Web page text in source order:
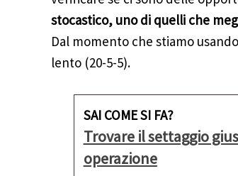
stocastico, uno di quelli che
Dal momento che stiamo
lento (20-5-5).
SAI COME SI FA?
Trovare il settaggio
operazione